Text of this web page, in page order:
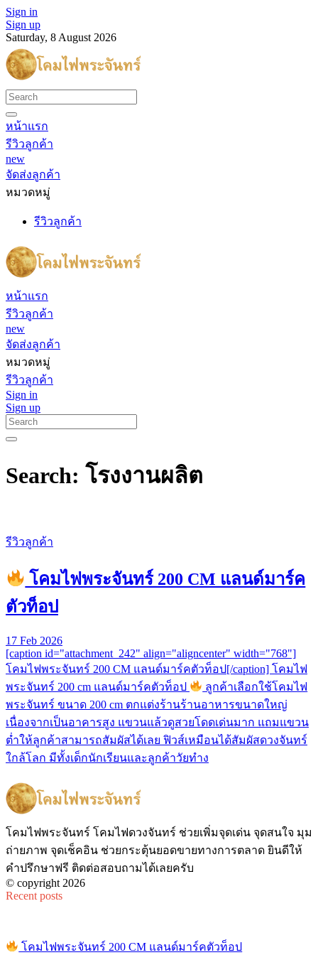
Sign in
Sign up
Saturday, 8 August 2026
หน้าแรก
รีวิวลูกค้า
new
จัดส่งลูกค้า
หมวดหมู่
รีวิวลูกค้า
หน้าแรก
รีวิวลูกค้า
new
จัดส่งลูกค้า
หมวดหมู่
รีวิวลูกค้า
Sign in
Sign up
Search: โรงงานผลิต
รีวิวลูกค้า
โคมไฟพระจันทร์ 200 CM แลนด์มาร์ค
ตัวท็อป
17 Feb 2026
[caption id="attachment_242" align="aligncenter" width="768"]
โคมไฟพระจันทร์ 200 CM แลนด์มาร์คตัวท็อป[/caption] โคมไฟ
พระจันทร์ 200 cm แลนด์มาร์คตัวท็อป
ลูกค้าเลือกใช้โคมไฟ
พระจันทร์ ขนาด 200 cm ตกแต่งร้านร้านอาหารขนาดใหญ่
เนื่องจากเป็นอาคารสูง แขวนแล้วดูสวยโดดเด่นมาก แถมแขวน
ต่ำให้ลูกค้าสามารถสัมผัสได้เลย ฟิวส์เหมือนได้สัมผัสดวงจันทร์
ใกล้โลก มีทั้งเด็กนักเรียนและลูกค้าวัยทำง
โคมไฟพระจันทร์ โคมไฟดวงจันทร์ ช่วยเพิ่มจุดเด่น จุดสนใจ มุม
ถ่ายภาพ จุดเช็คอิน ช่วยกระตุ้นยอดขายทางการตลาด ยินดีให้
คำปรึกษาฟรี ติดต่อสอบถามได้เลยครับ
© copyright 2026
Recent posts
โคมไฟพระจันทร์ 200 CM แลนด์มาร์คตัวท็อป